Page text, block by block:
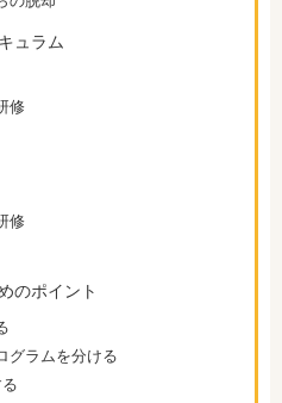
ュラム
修
修
のポイント
グラムを分ける